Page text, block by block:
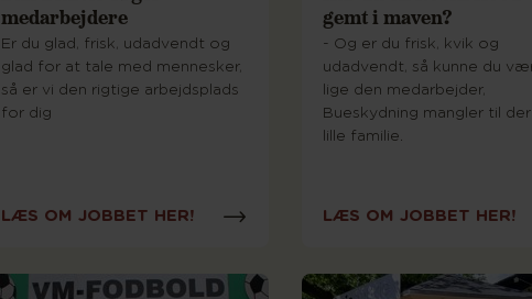
medarbejdere
Er du glad, frisk, udadvendt og
glad for at tale med mennesker,
så er vi den rigtige arbejdsplads
for dig
LÆS OM JOBBET HER!
gemt i maven?
- Og er du frisk, kvik og
udadvendt, så kunne du
lige den medarbejder,
Bueskydning mangler til
lille familie.
LÆS OM JOBBET HER!